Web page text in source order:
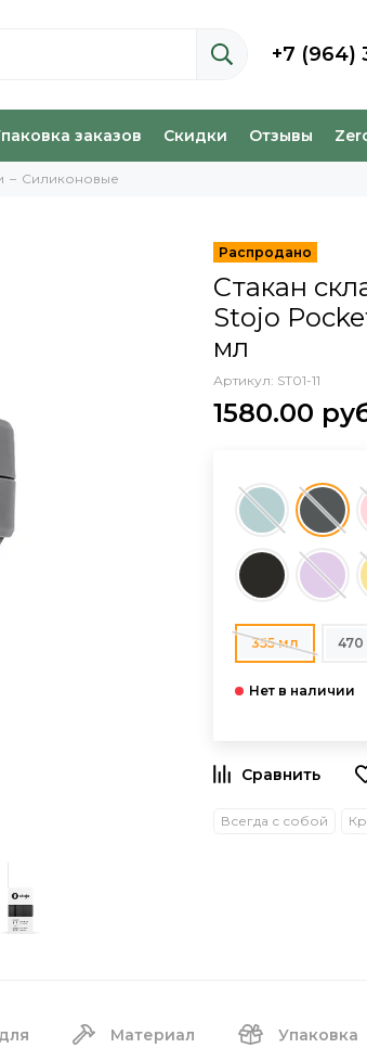
+7 (964)
заказов Скидки Отзывы
Силиконовые
Стакан
Stojo
мл
Артикул: ST01-11
1580.00
355 мл
Всегда с собой
Материал Упаковка